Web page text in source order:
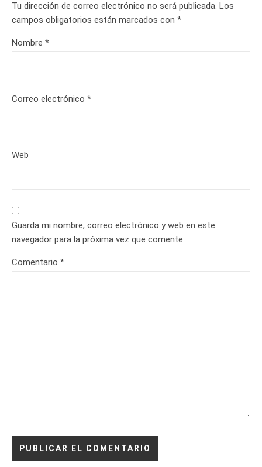
Tu dirección de correo electrónico no será publicada. Los
campos obligatorios están marcados con *
Nombre *
Correo electrónico *
Web
Guarda mi nombre, correo electrónico y web en este
navegador para la próxima vez que comente.
Comentario *